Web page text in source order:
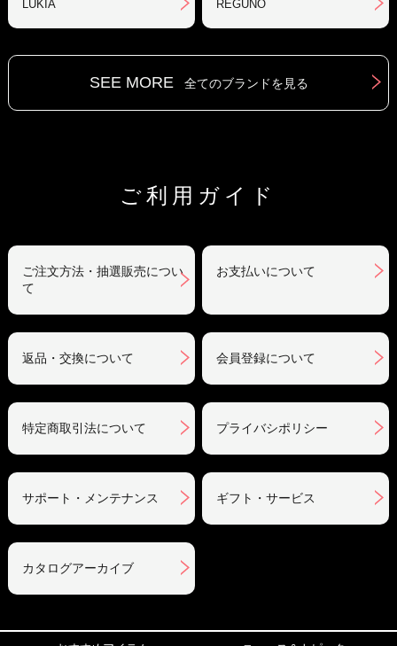
LUKIA REGUNO
SEE MORE 全てのブランドを見る
ご利用ガイド
ご注文方法・抽選販売につい
て
お支払いについて
返品・交換について 会員登録について
特定商取引法について プライバシポリシー
サポート・メンテナンス ギフト・サービス
カタログアーカイブ